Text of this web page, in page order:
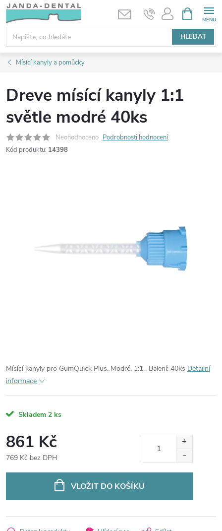
Přejít
obsah
HLEDAT
NÁKUPNÍ
KOŠÍK
Mísící kanyly a pomůcky
Dreve mísící kanyly 1:1
světle modré 40ks
Neohodnoceno Podrobnosti hodnocení
Kód produktu: 14398
Mísící kanyly pro GumQuick Plus. Modré, 1:1. Balení: 40ks Detailní
informace
Skladem 2 ks
861 Kč
769 Kč bez DPH
VLOŽIT DO KOŠÍKU